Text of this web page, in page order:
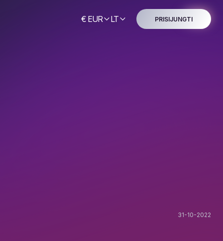
€ EUR LT PRISIJUNGTI
31-10-2022